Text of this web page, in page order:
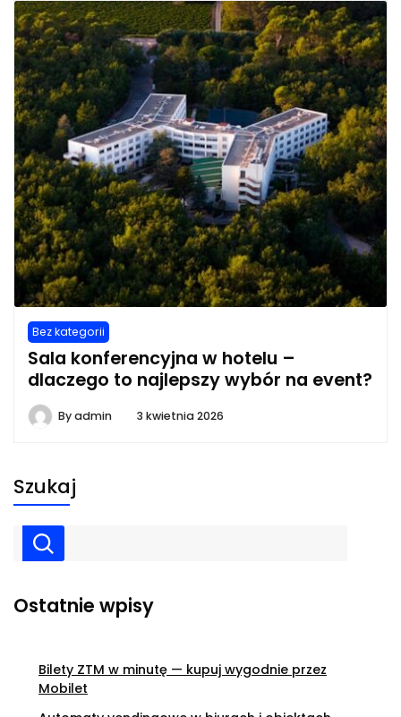
Bez kategorii
Sala konferencyjna w hotelu –
dlaczego to najlepszy wybór na event?
Byadmin 3 kwietnia 2026
Szukaj
Ostatnie wpisy
Bilety ZTM w minutę — kupuj wygodnie przez
Mobilet